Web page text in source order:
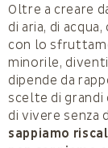
Oltre a creare
di aria, di
con lo
minorile,
dipende da
scelte di grandi
di vivere senza
sappiamo